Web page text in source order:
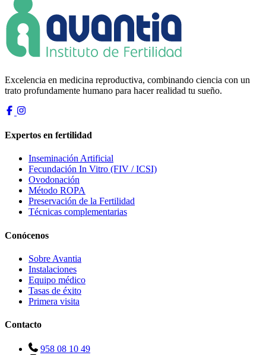
Excelencia en medicina reproductiva, combinando ciencia con un
trato profundamente humano para hacer realidad tu sueño.
Expertos en fertilidad
Inseminación Artificial
Fecundación In Vitro (FIV / ICSI)
Ovodonación
Método ROPA
Preservación de la Fertilidad
Técnicas complementarias
Conócenos
Sobre Avantia
Instalaciones
Equipo médico
Tasas de éxito
Primera visita
Contacto
958 08 10 49